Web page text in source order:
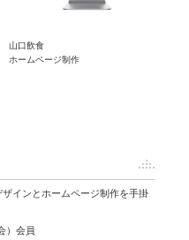
山口飲食
ホームページ制作
インとホームページ制作を手掛
）会員